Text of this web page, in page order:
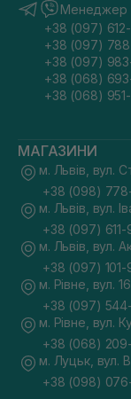
Менеджер
+38 (097)
+38 (097)
+38 (097)
+38 (068)
+38 (068)
МАГАЗИНИ
м. Львів, вул.
+38 (098)
м. Львів, вул.
+38 (097)
м. Львів, вул.
+38 (097) 101-
м. Рівне, вул.
+38 (097)
м. Рівне, вул.
+38 (068)
м. Луцьк, вул.
+38 (098)